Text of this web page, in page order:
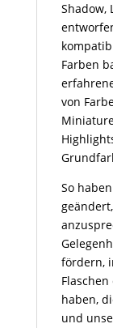
Shadow,
Farben
von
So
fördern,
haben,
und